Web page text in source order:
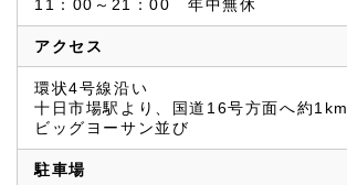
11：00～21：00　年中無休
アクセス
環状4号線沿い
十日市場駅より、国道16号方面へ約1km
ビッグヨーサン並び
駐車場